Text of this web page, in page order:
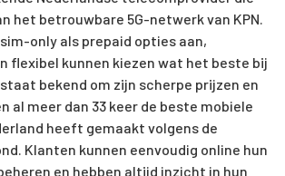
het betrouwbare 5G-netwerk van KPN.
only als prepaid opties aan,
flexibel kunnen kiezen wat het beste bij
bekend om zijn scherpe prijzen en
al meer dan 33 keer de beste mobiele
heeft gemaakt volgens de
Klanten kunnen eenvoudig online hun
en hebben altijd inzicht in hun